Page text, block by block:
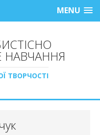
MENU
НАВЧАННЯ
ТВОРЧОСТІ